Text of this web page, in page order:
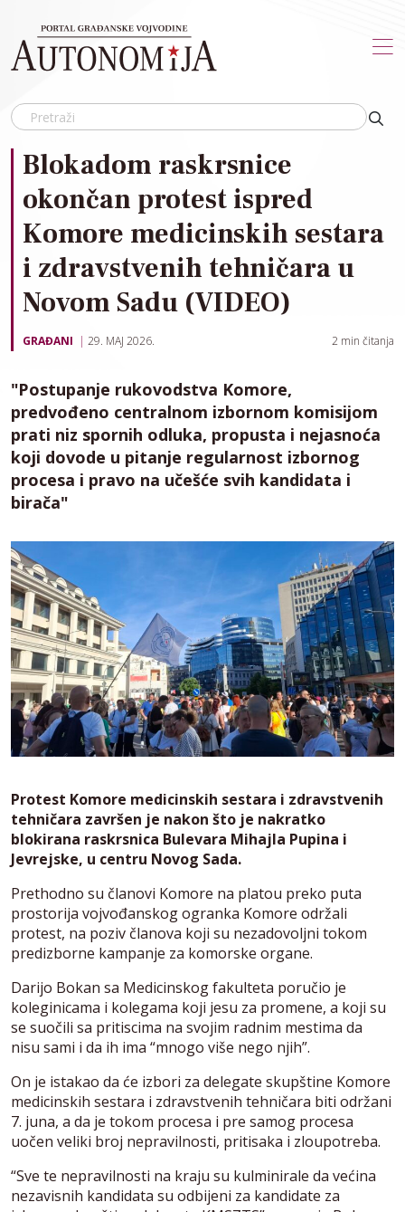
Blokadom raskrsnice
okončan protest ispred
Komore medicinskih sestara
i zdravstvenih tehničara u
Novom Sadu (VIDEO)
GRAĐANI 29. MAJ 2026. 2 min čitanja
"Postupanje rukovodstva Komore,
predvođeno centralnom izbornom komisijom
prati niz spornih odluka, propusta i nejasnoća
koji dovode u pitanje regularnost izbornog
procesa i pravo na učešće svih kandidata i
birača"
Protest Komore medicinskih sestara i zdravstvenih
tehničara završen je nakon što je nakratko
blokirana raskrsnica Bulevara Mihajla Pupina i
Jevrejske, u centru Novog Sada.
Prethodno su članovi Komore na platou preko puta
prostorija vojvođanskog ogranka Komore održali
protest, na poziv članova koji su nezadovoljni tokom
predizborne kampanje za komorske organe.
Darijo Bokan sa Medicinskog fakulteta poručio je
koleginicama i kolegama koji jesu za promene, a koji su
se suočili sa pritiscima na svojim radnim mestima da
nisu sami i da ih ima “mnogo više nego njih”.
On je istakao da će izbori za delegate skupštine Komore
medicinskih sestara i zdravstvenih tehničara biti održani
7. juna, a da je tokom procesa i pre samog procesa
uočen veliki broj nepravilnosti, pritisaka i zloupotreba.
“Sve te nepravilnosti na kraju su kulminirale da većina
nezavisnih kandidata su odbijeni za kandidate za